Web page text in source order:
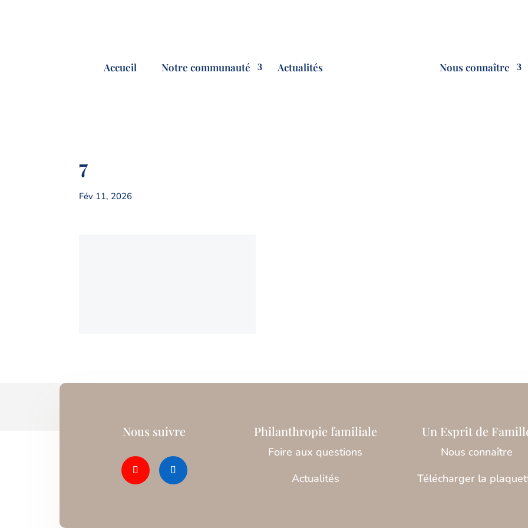
Accueil Notre communauté Actualités Nous connaître
7
Fév 11, 2026
Nous suivre Philanthropie familiale
Foire aux questions
Actualités
Un Esprit de
Nous connaître
Télécharger la